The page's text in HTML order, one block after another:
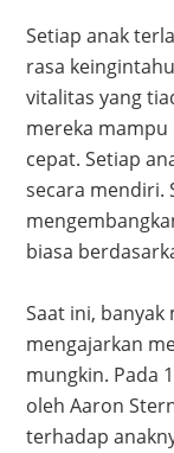
Setiap anak
rasa
vitalitas yang
mereka
cepat. Setiap
secara mendiri.
biasa
Saat ini,
mengajarkan
mungkin. Pada
oleh Aaron
terhadap